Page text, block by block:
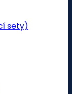
sety)